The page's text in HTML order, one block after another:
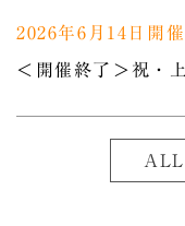
2026年6月14日開催
＜開催終了＞祝・